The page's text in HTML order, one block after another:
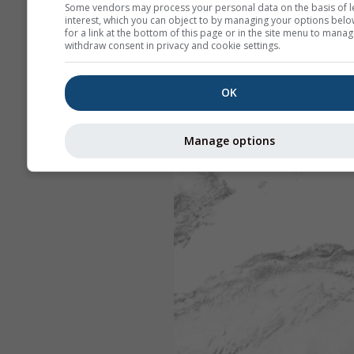
Some vendors may process your personal data on the basis of
interest, which you can object to by managing your options
for a link at the bottom of this page or in the site menu to
withdraw consent in privacy and cookie settings.
OK
Manage options